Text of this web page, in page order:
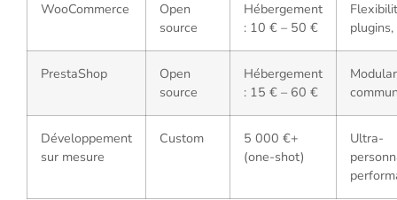
WooCommerce
Open
source
Hébergement
: 10 € – 50 €
plugins,
PrestaShop
Open
source
Hébergement
: 15 € – 60 €
Développement
sur mesure
Custom
5 000 €+
(one-shot)
Ultra-